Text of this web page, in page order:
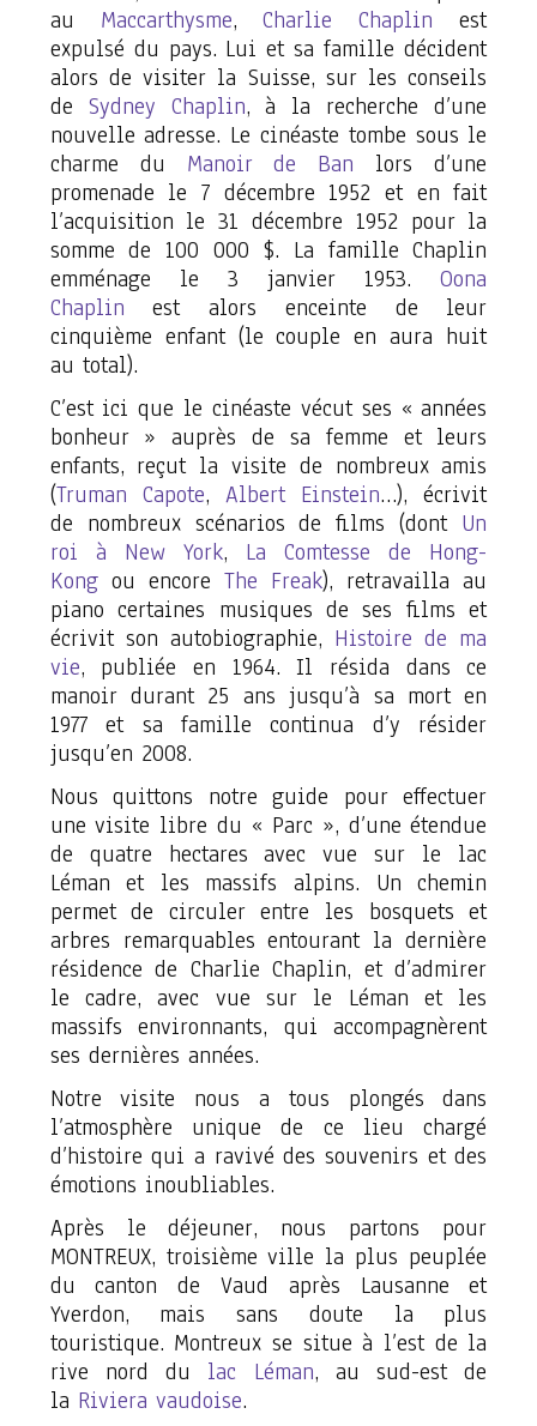
au Maccarthysme,Charlie Chaplin est
expulsé du pays. Lui et sa famille décident
alors de visiter la Suisse, sur les conseils
de Sydney Chaplin, à la recherche d’une
nouvelle adresse. Le cinéaste tombe sous le
charme du Manoir de Ban lors d’une
promenade le 7 décembre 1952 et en fait
l’acquisition le 31 décembre 1952 pour la
somme de 100 000 $. La famille Chaplin
emménage le 3 janvier 1953.Oona
Chaplin est alors enceinte de leur
cinquième enfant (le couple en aura huit
au total).
C’est ici que le cinéaste vécut ses « années
bonheur » auprès de sa femme et leurs
enfants, reçut la visite de nombreux amis
(Truman Capote, Albert Einstein…), écrivit
de nombreux scénarios de films (dont Un
roi à New York, La Comtesse de Hong-
Kongou encore The Freak), retravailla au
piano certaines musiques de ses films et
écrivit son autobiographie, Histoire de ma
vie, publiée en 1964. Il résida dans ce
manoir durant 25 ans jusqu’à sa mort en
1977 et sa famille continua d’y résider
jusqu’en 2008.
Nous quittons notre guide pour effectuer
une visite libre du « Parc », d’une étendue
de quatre hectares avec vue sur le lac
Léman et les massifs alpins. Un chemin
permet de circuler entre les bosquets et
arbres remarquables entourant la dernière
résidence de Charlie Chaplin, et d’admirer
le cadre, avec vue sur le Léman et les
massifs environnants, qui accompagnèrent
ses dernières années.
Notre visite nous a tous plongés dans
l’atmosphère unique de ce lieu chargé
d’histoire qui a ravivé des souvenirs et des
émotions inoubliables.
Après le déjeuner, nous partons pour
MONTREUX, troisième ville la plus peuplée
du canton de Vaud après Lausanne et
Yverdon, mais sans doute la plus
touristique. Montreux se situe à l’est de la
rive nord du lac Léman, au sud-est de
la Riviera vaudoise.